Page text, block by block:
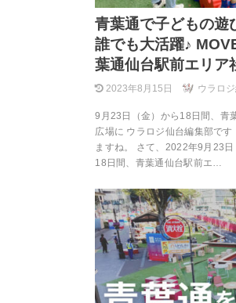
青葉通で子どもの遊
誰でも大活躍♪
葉通仙台駅前エリア
2023年8月15日 ウラロ
9月23日（金）から18日間、青
広場に ウラロジ仙台編集部で
ますね。 さて、2022年9月23
18日間、青葉通仙台駅前エ…